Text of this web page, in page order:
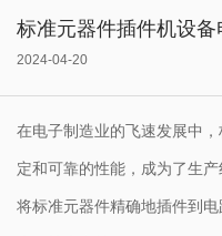
标准元器件插件机设
2024-04-20
在电子制造业的飞速发展中
定和可靠的性能，成为了生
将标准元器件精确地插件到